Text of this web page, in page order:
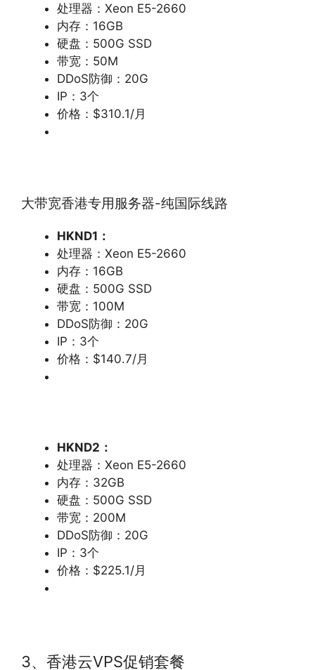
处理器：Xeon E5-2660
内存：16GB
硬盘：500G SSD
带宽：50M
DDoS防御：20G
IP：3个
价格：$310.1/月
大带宽香港专用服务器-纯国际线路
HKND1 ：
处理器：Xeon E5-2660
内存：16GB
硬盘：500G SSD
带宽：100M
DDoS防御：20G
IP：3个
价格：$140.7/月
HKND2 ：
处理器：Xeon E5-2660
内存：32GB
硬盘：500G SSD
带宽：200M
DDoS防御：20G
IP：3个
价格：$225.1/月
3、香港云VPS促销套餐